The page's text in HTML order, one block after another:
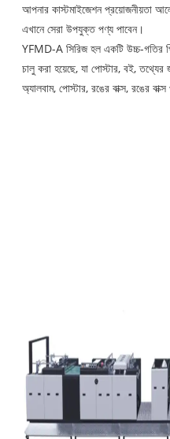
আপনার কাস্টমাইজেশন প্রয়োজনীয়তা
এখানে সেরা উপযুক্ত পণ্য পাবেন।
YFMD-A সিরিজ হল একটি উচ্চ-গতির
চালু করা হয়েছে, যা পোস্টার, বই,
অ্যালবাম, পোস্টার, রঙের বাক্স, রঙের